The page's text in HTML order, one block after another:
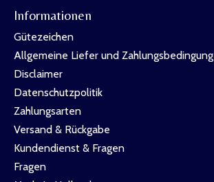
Informationen
Gütezeichen
Allgemeine Liefer und
Disclaimer
Datenschutzpolitik
Zahlungsarten
Versand & Rückgabe
Kundendienst & Fragen
Fragen